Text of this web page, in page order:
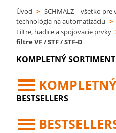
Úvod > SCHMALZ – všetko pre
technológia na automatizáciu >
Filtre, hadice a spojovacie prvky
filtre VF / STF / STF-D
KOMPLETNÝ SORTIMENT
BESTSELLERS